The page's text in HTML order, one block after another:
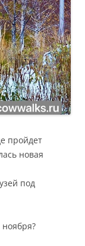
пройдет
новая
под